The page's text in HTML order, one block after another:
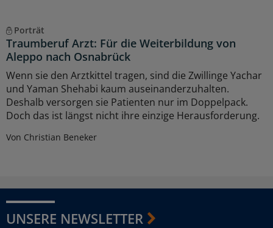
Porträt
Traumberuf Arzt: Für die Weiterbildung von
Aleppo nach Osnabrück
Wenn sie den Arztkittel tragen, sind die Zwillinge Yachar
und Yaman Shehabi kaum auseinanderzuhalten.
Deshalb versorgen sie Patienten nur im Doppelpack.
Doch das ist längst nicht ihre einzige Herausforderung.
Von Christian Beneker
UNSERE NEWSLETTER